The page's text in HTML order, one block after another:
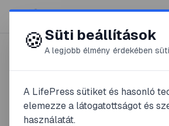
😍 LifePress
🏷️#
1cikk található ezzel a címkével
🍪Süti beállítások
A legjobb élmény érdekében
A LifePress sütiket és hasonló
elemezze a látogatottságot és
használatát.